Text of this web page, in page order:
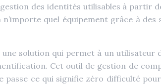
des identités utilisables à partir
quel équipement grâce à
une solution qui permet à un
Cet outil de gestion de
passe ce qui signifie zéro difficulté